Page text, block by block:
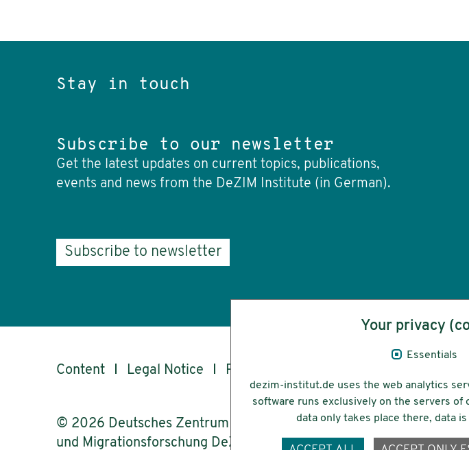
Stay in touch
Subscribe to our newsletter
Get the latest updates on current topics, publications,
events and news from the DeZIM Institute (in German).
Subscribe to newsletter
Content Legal Notice Privacy
© 2026 Deutsches Zentrum für Integrations-
und Migrationsforschung DeZIM e.V.
Your privacy
Essentials
dezim-institut.de uses the web analytics
software runs exclusively on the servers of
data only takes place there, data